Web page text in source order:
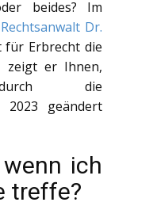
beides? Im
Rechtsanwalt Dr.
für Erbrecht die
zeigt er Ihnen,
die
2023 geändert
ich
treffe?